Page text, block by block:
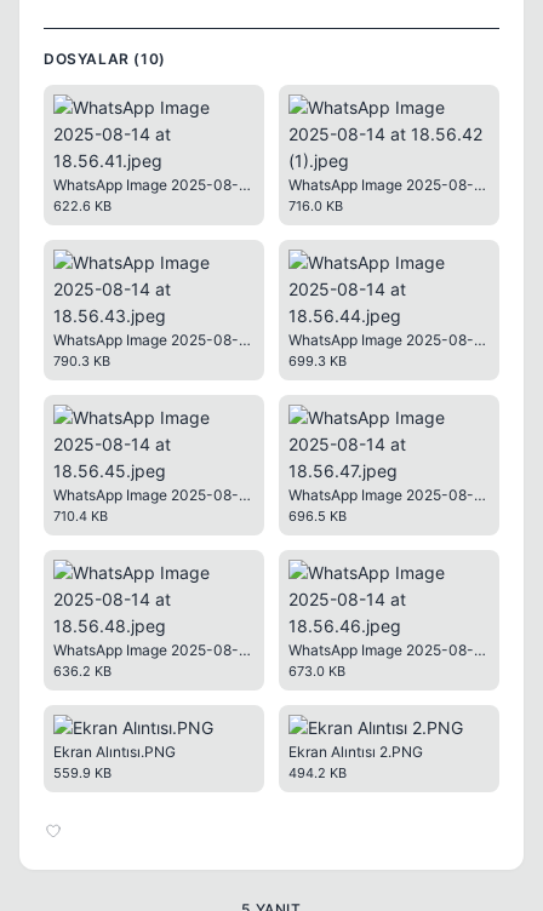
DOSYALAR (10)
WhatsApp Image 2025-08-14 at 18.56.41.jpeg
622.6 KB
WhatsApp Image 2025-08-14 at 18.56.42 (1).jpeg
716.0 KB
WhatsApp Image 2025-08-14 at 18.56.43.jpeg
790.3 KB
WhatsApp Image 2025-08-14 at 18.56.44.jpeg
699.3 KB
WhatsApp Image 2025-08-14 at 18.56.45.jpeg
710.4 KB
WhatsApp Image 2025-08-14 at 18.56.47.jpeg
696.5 KB
WhatsApp Image 2025-08-14 at 18.56.48.jpeg
636.2 KB
WhatsApp Image 2025-08-14 at 18.56.46.jpeg
673.0 KB
Ekran Alıntısı.PNG
559.9 KB
Ekran Alıntısı 2.PNG
494.2 KB